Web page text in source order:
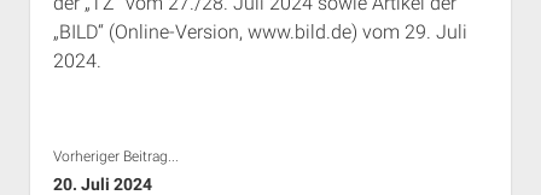
„BILD“ (Online-Version, www.bild.de) vom 29. Juli
2024.
Vorheriger Beitrag...
20. Juli 2024